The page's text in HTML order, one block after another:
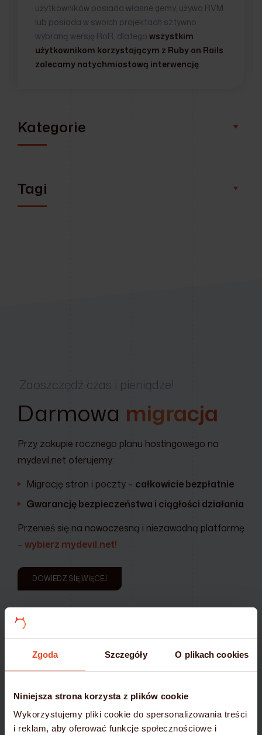
Zgoda Szczegóły O plikach cookies
Niniejsza strona korzysta z plików cookie
Wykorzystujemy pliki cookie do spersonalizowania treści
i reklam, aby oferować funkcje społecznościowe i
użytkowników posiada własne gemy, używa RVM
lub posiada w swoich projektach sztywno
wybraną wersję RoR, dlatego wszystkim
użytkownikom korzystającym z Ruby on Rails
zalecamy natychmiastową interwencję
Kategorie
Tagi
Zaoszczędź czas i pieniądze!
Darmowa migracja
Przy zakupie rocznego planu hostingowego na
mydevil.net oferujemy:
Migrację stron i poczty – całkowicie bezpłatnie
Gwarancję bezpieczeństwa i ciągłości działania
Przenieś się na nowoczesną i niezawodną platformę
– wybierz mydevil.net!
DOWIEDZ SIĘ WIĘCEJ